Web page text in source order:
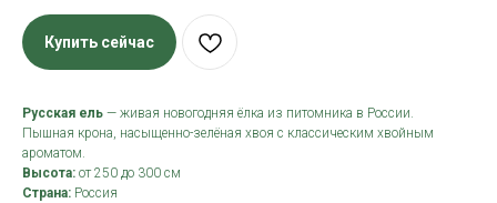
Купить сейчас
Русская ель — живая новогодняя ёлка из питомника в России.
Пышная крона, насыщенно-зелёная хвоя с классическим хвойным
ароматом.
Высота: от 250 до 300 см
Страна: Россия